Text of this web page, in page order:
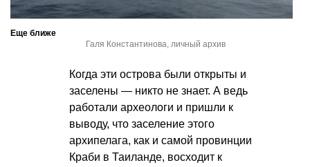
Еще ближе
Галя Константинова, личный архив
Когда эти острова были открыты и
заселены — никто не знает. А ведь
работали археологи и пришли к
выводу, что заселение этого
архипелага, как и самой провинции
Краби в Таиланде, восходит к